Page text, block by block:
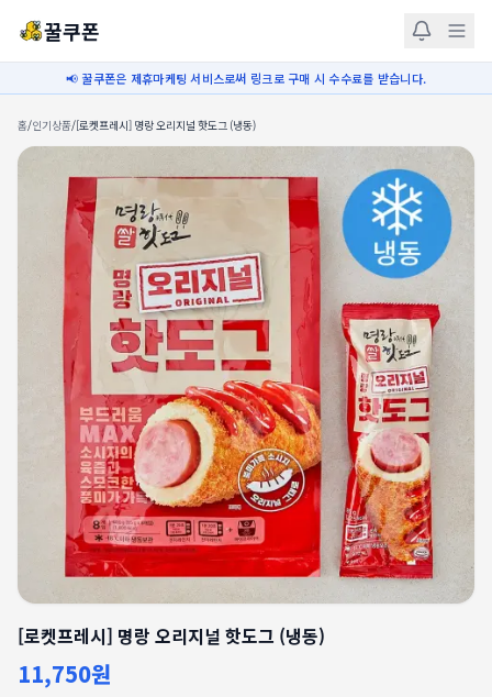
꿀쿠폰
📢 꿀쿠폰은 제휴마케팅 서비스로써 링크로 구매 시 수수료를 받습니다.
홈/인기상품/[로켓프레시] 명랑 오리지널 핫도그 (냉동)
[로켓프레시] 명랑 오리지널 핫도그 (냉동)
11,750원